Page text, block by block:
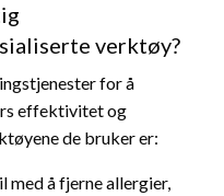
verktøy?
for å
effektivitet og
de bruker er:
med å fjerne allergier,